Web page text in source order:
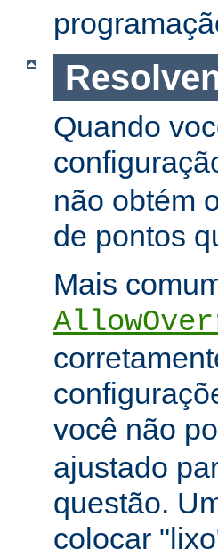
Quando
não obtém
de pontos
Mais
você não
ajustado
questão.
colocar